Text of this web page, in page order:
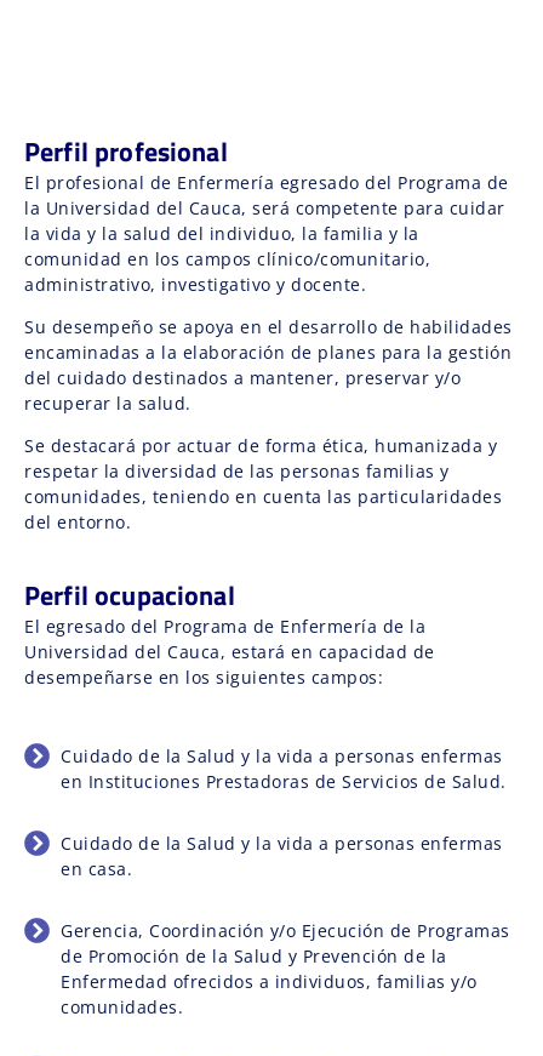
Perfil profesional
El profesional de Enfermería egresado del Programa de
la Universidad del Cauca, será competente para cuidar
la vida y la salud del individuo, la familia y la
comunidad en los campos clínico/comunitario,
administrativo, investigativo y docente.
Su desempeño se apoya en el desarrollo de habilidades
encaminadas a la elaboración de planes para la gestión
del cuidado destinados a mantener, preservar y/o
recuperar la salud.
Se destacará por actuar de forma ética, humanizada y
respetar la diversidad de las personas familias y
comunidades, teniendo en cuenta las particularidades
del entorno.
Perfil ocupacional
El egresado del Programa de Enfermería de la
Universidad del Cauca, estará en capacidad de
desempeñarse en los siguientes campos:
Cuidado de la Salud y la vida a personas enfermas
en Instituciones Prestadoras de Servicios de Salud.
Cuidado de la Salud y la vida a personas enfermas
en casa.
Gerencia, Coordinación y/o Ejecución de Programas
de Promoción de la Salud y Prevención de la
Enfermedad ofrecidos a individuos, familias y/o
comunidades.